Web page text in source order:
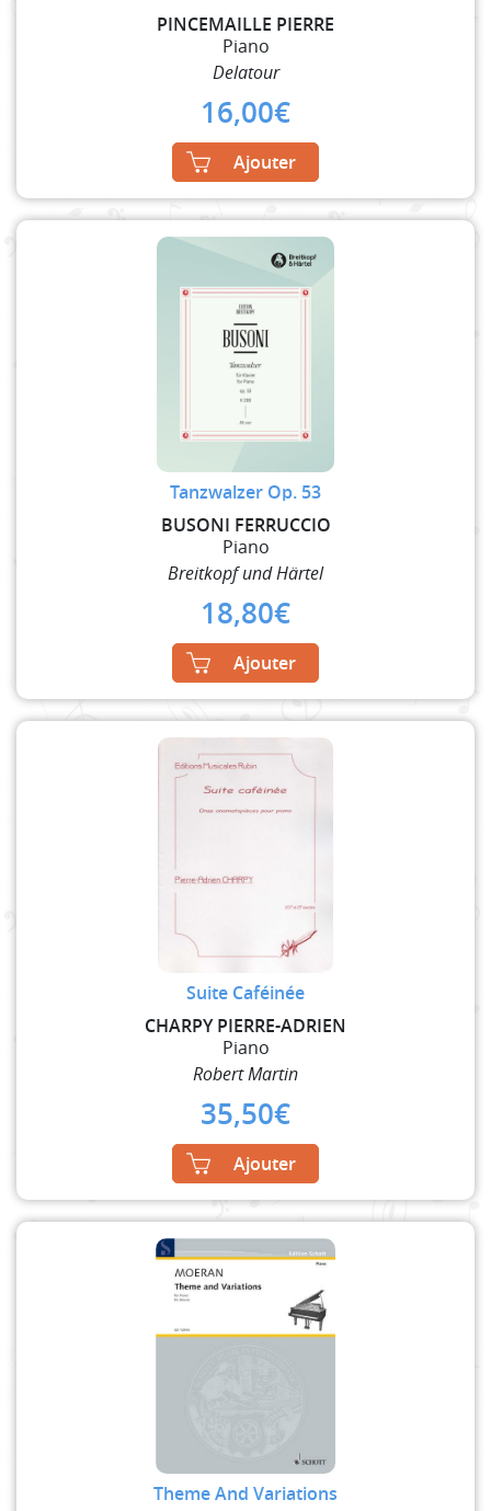
PINCEMAILLE PIERRE
Piano
Delatour
16,00€
Ajouter
Tanzwalzer Op. 53
BUSONI FERRUCCIO
Piano
Breitkopf und Härtel
18,80€
Ajouter
Suite Caféinée
CHARPY PIERRE-ADRIEN
Piano
Robert Martin
35,50€
Ajouter
Theme And Variations